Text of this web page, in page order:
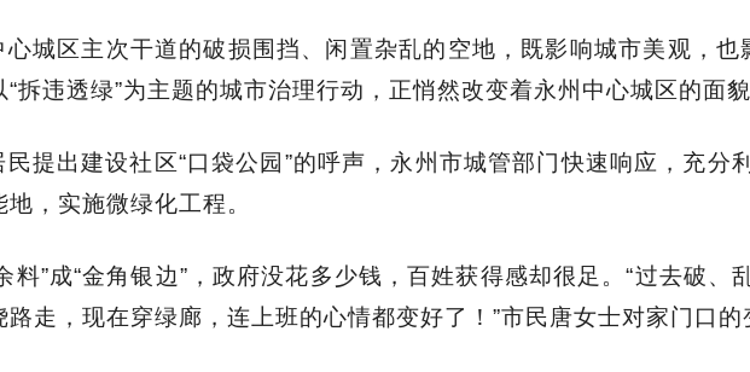
心城区主次干道的破损围挡、闲置杂乱的空地，既影响城市美观，
“拆违透绿”为主题的城市治理行动，正悄然改变着永州中心城区的面貌
民提出建设社区“口袋公园”的呼声，永州市城管部门快速响应，充分
，实施微绿化工程。
料”成“金角银边”，政府没花多少钱，百姓获得感却很足。“过去破
路走，现在穿绿廊，连上班的心情都变好了！”市民唐女士对家门口的